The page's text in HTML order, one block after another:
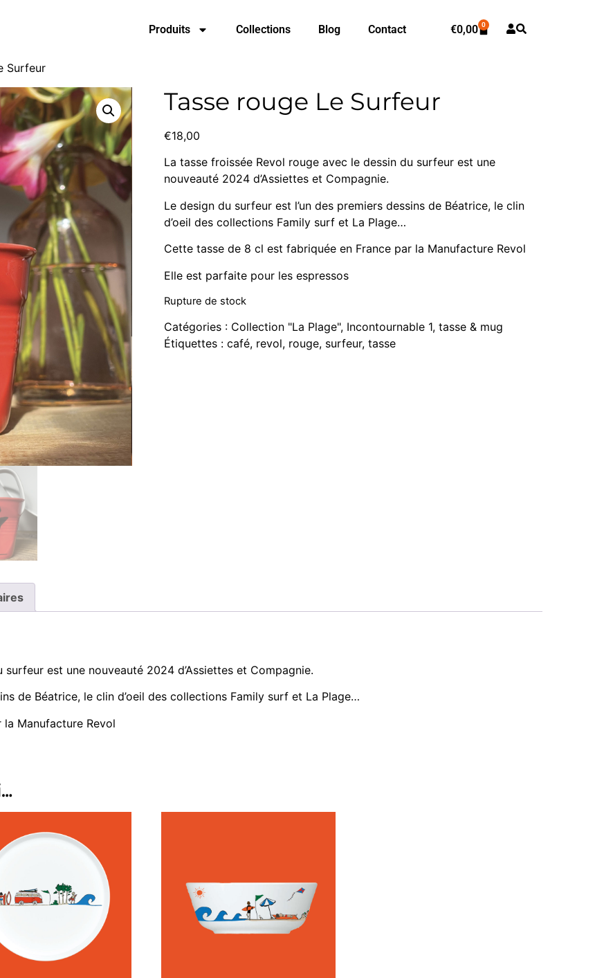
Produits Collections Blog Contact €0,00 0
Surfeur
Tasse rouge Le Surfeur
€18,00
La tasse froissée Revol rouge avec le dessin du surfeur est une
nouveauté 2024 d’Assiettes et Compagnie.
Le design du surfeur est l’un des premiers dessins de Béatrice, le clin
d’oeil des collections Family surf et La Plage…
Cette tasse de 8 cl est fabriquée en France par la Manufacture Revol
Elle est parfaite pour les espressos
Rupture de stock
Catégories : Collection "La Plage", Incontournable 1, tasse & mug
Étiquettes : café, revol, rouge, surfeur, tasse
est une nouveauté 2024 d’Assiettes et Compagnie.
de Béatrice, le clin d’oeil des collections Family surf et La Plage…
Manufacture Revol